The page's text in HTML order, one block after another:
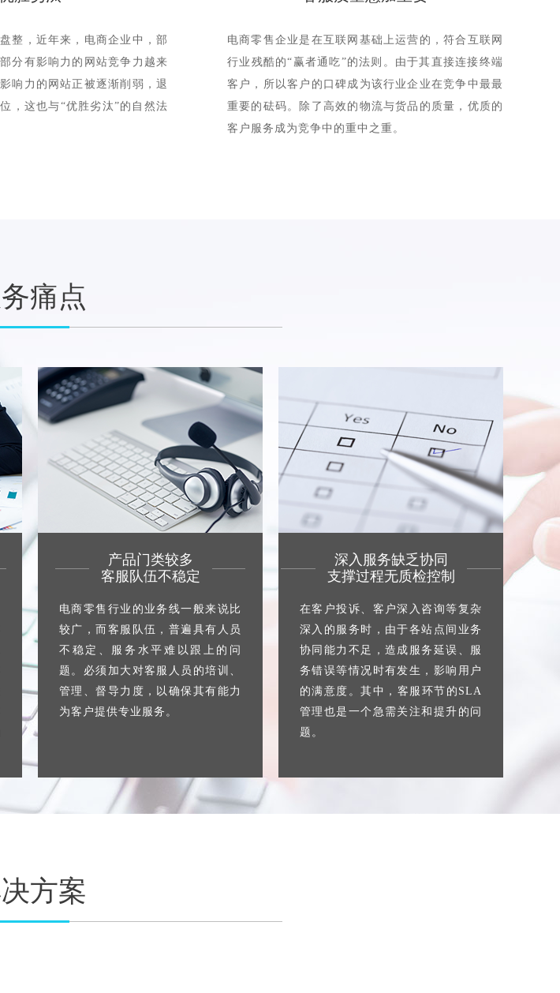
整，近年来，电商企业中，部
分有影响力的网站竞争力越来
响力的网站正被逐渐削弱，退
，这也与“优胜劣汰”的自然法
电商零售企业是在互联网基础上运营的，符合互联网
行业残酷的“赢者通吃”的法则。由于其直接连接终端
客户，所以客户的口碑成为该行业企业在竞争中最最
重要的砝码。除了高效的物流与货品的质量，优质的
客户服务成为竞争中的重中之重。
痛点
产品门类较多
客服队伍不稳定
电商零售行业的业务线一般来说比
较广，而客服队伍，普遍具有人员
不稳定、服务水平难以跟上的问
题。必须加大对客服人员的培训、
管理、督导力度，以确保其有能力
为客户提供专业服务。
深入服务缺乏协同
支撑过程无质检控制
在客户投诉、客户深入咨询等复杂
深入的服务时，由于各站点间业务
协同能力不足，造成服务延误、服
务错误等情况时有发生，影响用户
的满意度。其中，客服环节的SLA
管理也是一个急需关注和提升的问
题。
方案